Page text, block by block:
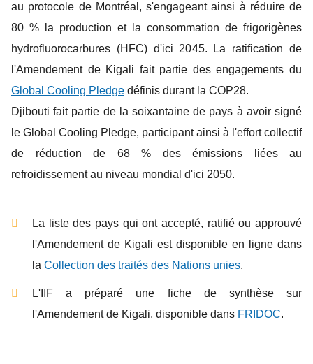
au protocole de Montréal, s'engageant ainsi à réduire de
80 % la production et la consommation de frigorigènes
hydrofluorocarbures (HFC) d'ici 2045. La ratification de
l'Amendement de Kigali fait partie des engagements du
Global Cooling Pledge définis durant la COP28.
Djibouti fait partie de la soixantaine de pays à avoir signé
le Global Cooling Pledge, participant ainsi à l'effort collectif
de réduction de 68 % des émissions liées au
refroidissement au niveau mondial d'ici 2050.
La liste des pays qui ont accepté, ratifié ou approuvé
l'Amendement de Kigali est disponible en ligne dans
la Collection des traités des Nations unies.
L'IIF a préparé une fiche de synthèse sur
l'Amendement de Kigali, disponible dans FRIDOC.